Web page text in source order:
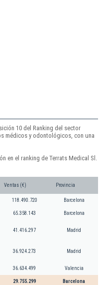
10 del Ranking del sector
médicos y odontológicos, con una
en el ranking de Terrats Medical Sl.
Ventas (€) Provincia
118.490.720 Barcelona
65.358.143 Barcelona
41.416.297 Madrid
36.924.273 Madrid
36.634.499 Valencia
29.755.299 Barcelona